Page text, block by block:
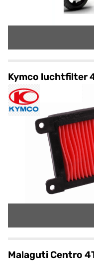
Kymco luchtfilter
Malaguti Centro